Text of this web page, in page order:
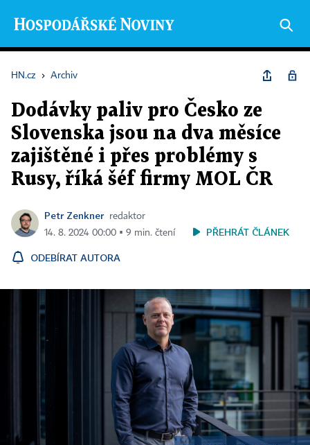
HN.cz › Archiv
Dodávky paliv pro Česko ze
Slovenska jsou na dva měsíce
zajištěné i přes problémy s
Rusy, říká šéf firmy MOL ČR
Petr Zenkner
redaktor
14. 8. 2024 00:00 ▪ 9 min. čtení
PŘEHRÁT ČLÁNEK
ODEBÍRAT AUTORA